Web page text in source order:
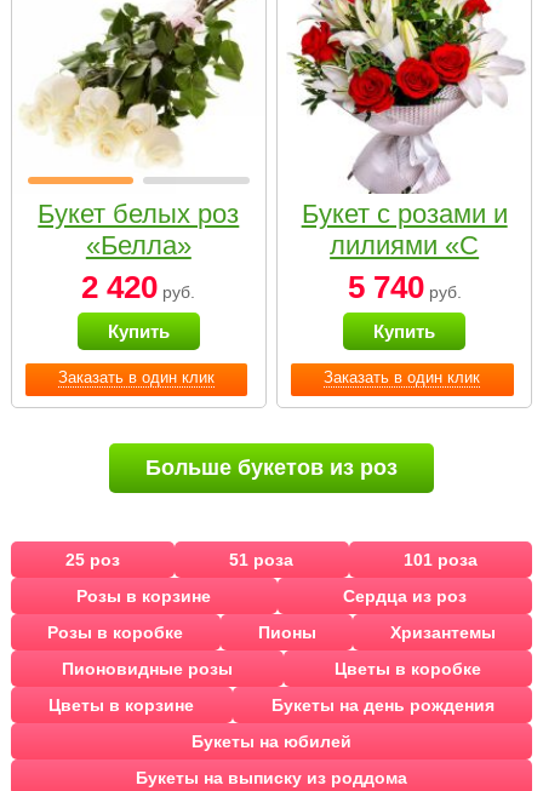
Заказать в один клик
Букет белых роз
«Белла»
2 420 руб.
Купить
Заказать в один клик
Букет с розами и
лилиями «С
наилучшими
пожеланиями»
5 740руб.
Купить
Больше букетов из роз
25 роз 51 роза
101 роза
Розы в корзине
Сердца из роз
Розы в коробке
Пионы
Хризантемы
Пионовидные розы
Цветы в коробке
Цветы в корзине
Букеты на день рождения
Букеты на юбилей
Букеты на выписку из роддома